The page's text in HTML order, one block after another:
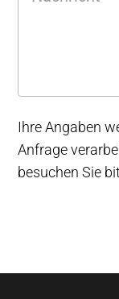
Ihre Angaben
Anfrage
besuchen Sie